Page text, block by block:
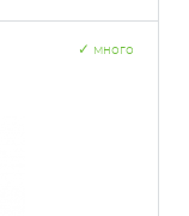
много